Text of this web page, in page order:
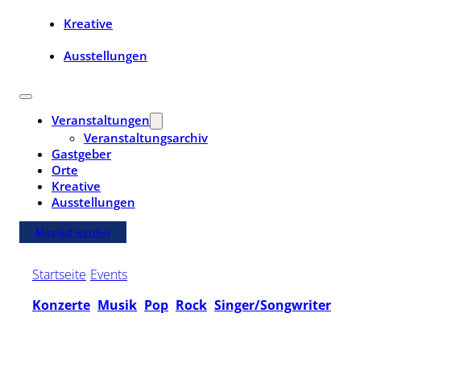
Kreative
Ausstellungen
Veranstaltungen
Veranstaltungsarchiv
Gastgeber
Orte
Kreative
Ausstellungen
Mitglied werden
Startseite Events
Konzerte Musik Pop Rock Singer/Songwriter